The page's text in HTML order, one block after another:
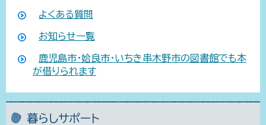
よくある質問
お知らせ一覧
鹿児島市・姶良市・いちき串木野市の図書館でも本
が借りられます
暮らしサポート